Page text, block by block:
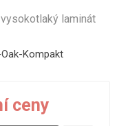
laminát
Kompakt
ceny